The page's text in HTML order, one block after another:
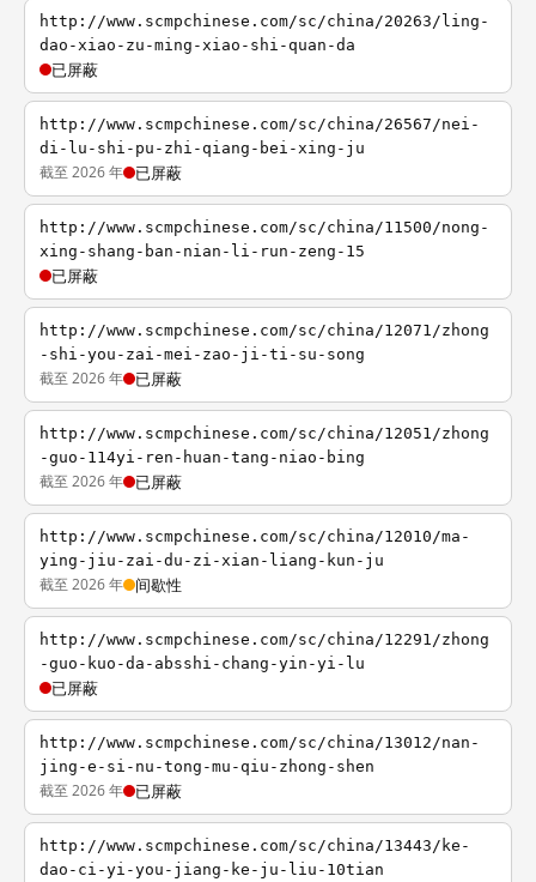
http://www.scmpchinese.com/sc/china/20263/ling-
dao-xiao-zu-ming-xiao-shi-quan-da
已屏蔽
http://www.scmpchinese.com/sc/china/26567/nei-
di-lu-shi-pu-zhi-qiang-bei-xing-ju
截至 2026 年 已屏蔽
http://www.scmpchinese.com/sc/china/11500/nong-
xing-shang-ban-nian-li-run-zeng-15
已屏蔽
http://www.scmpchinese.com/sc/china/12071/zhong
-shi-you-zai-mei-zao-ji-ti-su-song
截至 2026 年 已屏蔽
http://www.scmpchinese.com/sc/china/12051/zhong
-guo-114yi-ren-huan-tang-niao-bing
截至 2026 年 已屏蔽
http://www.scmpchinese.com/sc/china/12010/ma-
ying-jiu-zai-du-zi-xian-liang-kun-ju
截至 2026 年 间歇性
http://www.scmpchinese.com/sc/china/12291/zhong
-guo-kuo-da-absshi-chang-yin-yi-lu
已屏蔽
http://www.scmpchinese.com/sc/china/13012/nan-
jing-e-si-nu-tong-mu-qiu-zhong-shen
截至 2026 年 已屏蔽
http://www.scmpchinese.com/sc/china/13443/ke-
dao-ci-yi-you-jiang-ke-ju-liu-10tian